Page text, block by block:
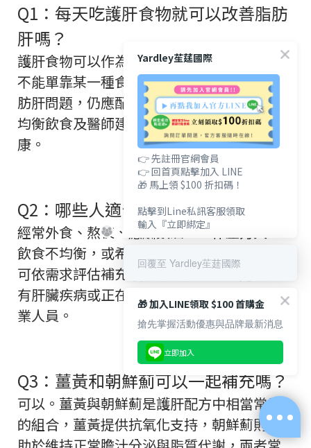
Q1：每天吃護肝食物就可以改善脂肪
肝嗎？
護肝食物可以作為健康飲食的一部分，但並
不能單靠某一種食物改善脂肪肝。若已有脂
肪肝問題，仍應配合控制體重、規律運動、
均衡飲食及醫師建議，才能真正支持肝臟健
康。
Q2：哪些人適合補充護肝保健食品？
經常外食、熬夜、應酬飲酒、工作壓力大、
飲食不均衡，或希望加強日常保養的人，都
可依需求評估補充護肝相關營養。不過若已
有肝臟疾病或正在服藥，建議先諮詢醫療專
業人員。
Q3：薑黃和朝鮮薊可以一起補充嗎？
可以。薑黃與朝鮮薊是護肝配方中相當常見
的組合，薑黃提供抗氧化支持，朝鮮薊則有
Yardley苼莛國際
👉 先註冊官網會員
👉 回首頁點擊加入 LINE
🎁 馬上領 $100 折扣碼！
點擊到Line私訊客服領取
輸入『立即綁定』
回覆至 Yardley苼莛國際
🎁 加入LINE領取 $100 首購金
搶先掌握活動優惠與品牌最新消息
立即加入